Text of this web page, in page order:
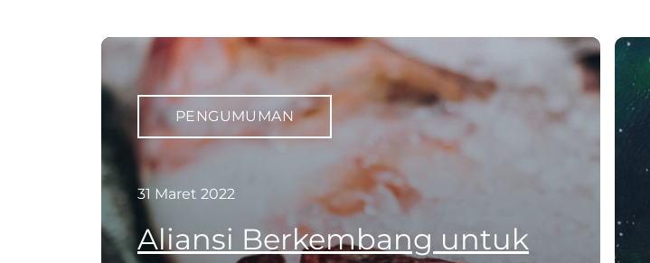
PENGUMUMAN
31 Maret 2022
Aliansi Berkembang untuk